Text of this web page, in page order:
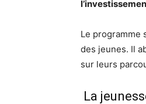
Le programme
des jeunes. Il
sur leurs
La